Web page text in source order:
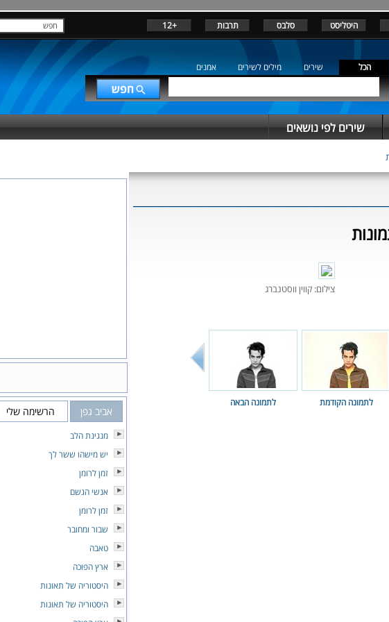
היטליסט סלבס תרבות +12
הכל שירים מילים לשירים אמנים
שירים לפי נושאים
צילום: קווין ווסטנברג
לתמונה הקודמת לתמונה הבאה
אביב גפן הרשימה שלי
מנגינת הלב
יש מישהו ששר לך
זמן לרומן
אנשי הגשם
זמן לרומן
שבור ומחובר
טאבה
ארץ הפוכה
היסטוריה של תאונות
היסטוריה של תאונות